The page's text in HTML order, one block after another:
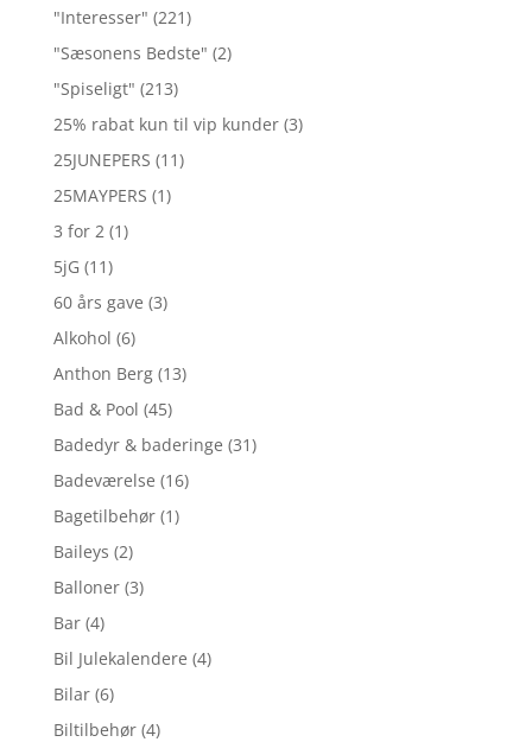
"Interesser" (221)
"Sæsonens Bedste" (2)
"Spiseligt" (213)
25% rabat kun til vip kunder (3)
25JUNEPERS (11)
25MAYPERS (1)
3 for 2 (1)
5jG (11)
60 års gave (3)
Alkohol (6)
Anthon Berg (13)
Bad & Pool (45)
Badedyr & baderinge (31)
Badeværelse (16)
Bagetilbehør (1)
Baileys (2)
Balloner (3)
Bar (4)
Bil Julekalendere (4)
Bilar (6)
Biltilbehør (4)